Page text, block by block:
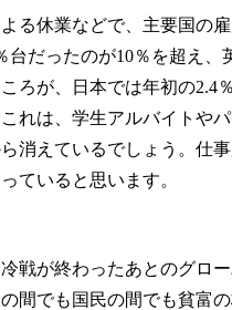
る休業などで、主要国の
台だったのが10％を超え
ろが、日本では年初の2.4
れは、学生アルバイトや
消えているでしょう。仕
ていると思います。
冷戦が終わったあとのグロ
間でも国民の間でも貧富